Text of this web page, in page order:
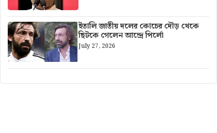
ইতালি জাতীয় দলের কোচের দৌড় থেকে
ছিটকে গেলেন আন্দ্রে পির্লো
July 27, 2026